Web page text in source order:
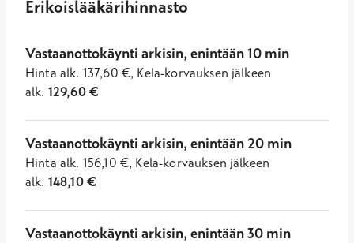
Erikoislääkärihinnasto
Vastaanottokäynti arkisin, enintään 10 min
Hinta alk. 137,60 €, Kela-korvauksen jälkeen
alk. 129,60€
Vastaanottokäynti arkisin, enintään 20 min
Hinta alk. 156,10 €, Kela-korvauksen jälkeen
alk. 148,10€
Vastaanottokäynti arkisin, enintään 30 min